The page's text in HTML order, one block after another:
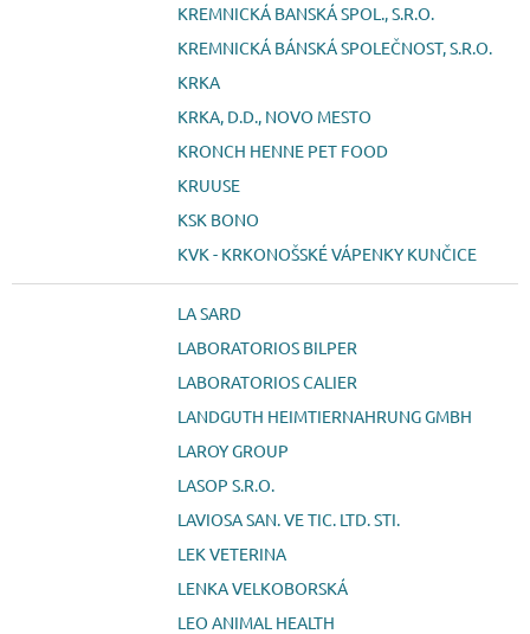
KREMNICKÁ BANSKÁ SPOL., S.R.O.
KREMNICKÁ BÁNSKÁ SPOLEČNOST, S.R.O.
KRKA
KRKA, D.D., NOVO MESTO
KRONCH HENNE PET FOOD
KRUUSE
KSK BONO
KVK - KRKONOŠSKÉ VÁPENKY KUNČICE
LA SARD
LABORATORIOS BILPER
LABORATORIOS CALIER
LANDGUTH HEIMTIERNAHRUNG GMBH
LAROY GROUP
LASOP S.R.O.
LAVIOSA SAN. VE TIC. LTD. STI.
LEK VETERINA
LENKA VELKOBORSKÁ
LEO ANIMAL HEALTH